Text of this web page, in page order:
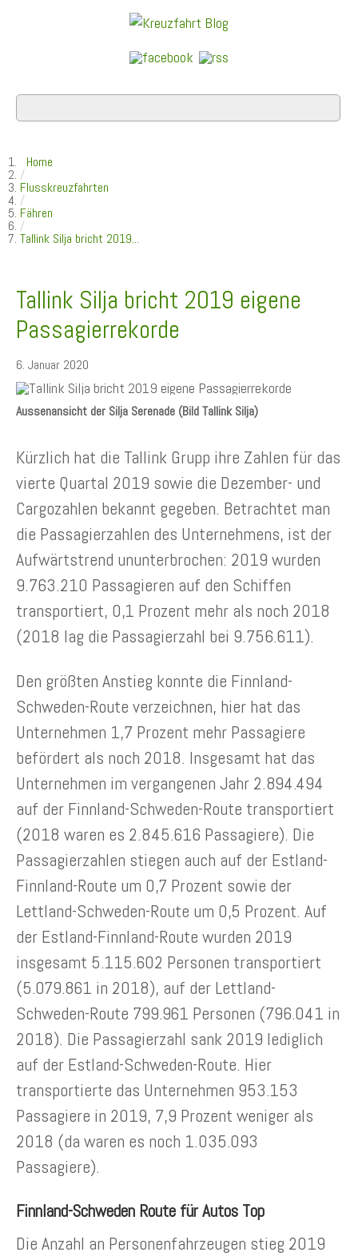
Home
/
Flusskreuzfahrten
/
Fähren
/
Tallink Silja bricht 2019...
Tallink Silja bricht 2019 eigene
Passagierrekorde
6. Januar 2020
Aussenansicht der Silja Serenade (Bild Tallink Silja)
Kürzlich hat die Tallink Grupp ihre Zahlen für das
vierte Quartal 2019 sowie die Dezember- und
Cargozahlen bekannt gegeben. Betrachtet man
die Passagierzahlen des Unternehmens, ist der
Aufwärtstrend ununterbrochen: 2019 wurden
9.763.210 Passagieren auf den Schiffen
transportiert, 0,1 Prozent mehr als noch 2018
(2018 lag die Passagierzahl bei 9.756.611).
Den größten Anstieg konnte die Finnland-
Schweden-Route verzeichnen, hier hat das
Unternehmen 1,7 Prozent mehr Passagiere
befördert als noch 2018. Insgesamt hat das
Unternehmen im vergangenen Jahr 2.894.494
auf der Finnland-Schweden-Route transportiert
(2018 waren es 2.845.616 Passagiere). Die
Passagierzahlen stiegen auch auf der Estland-
Finnland-Route um 0,7 Prozent sowie der
Lettland-Schweden-Route um 0,5 Prozent. Auf
der Estland-Finnland-Route wurden 2019
insgesamt 5.115.602 Personen transportiert
(5.079.861 in 2018), auf der Lettland-
Schweden-Route 799.961 Personen (796.041 in
2018). Die Passagierzahl sank 2019 lediglich
auf der Estland-Schweden-Route. Hier
transportierte das Unternehmen 953.153
Passagiere in 2019, 7,9 Prozent weniger als
2018 (da waren es noch 1.035.093
Passagiere).
Finnland-Schweden Route für Autos Top
Die Anzahl an Personenfahrzeugen stieg 2019